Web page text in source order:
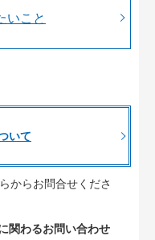
いこと
いて
からお問合せくださ
関わるお問い合わせ